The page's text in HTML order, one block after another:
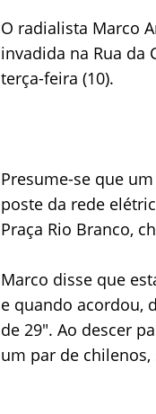
O radialista Marco
invadida na Rua da
terça-feira (10).
Presume-se que
poste da rede
Praça Rio Branco,
Marco disse que
e quando acordou,
de 29". Ao descer
um par de